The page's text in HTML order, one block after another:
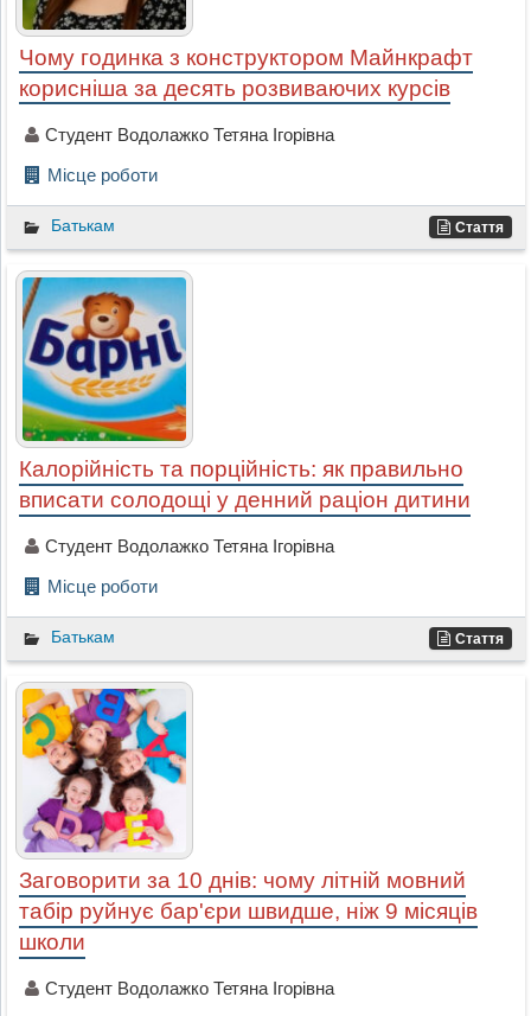
Чому годинка з конструктором Майнкрафт
корисніша за десять розвиваючих курсів
Студент Водолажко Тетяна Ігорівна
Місце роботи
Батькам Стаття
Калорійність та порційність: як правильно
вписати солодощі у денний раціон дитини
Студент Водолажко Тетяна Ігорівна
Місце роботи
Батькам Стаття
Заговорити за 10 днів: чому літній мовний
табір руйнує бар'єри швидше, ніж 9 місяців
школи
Студент Водолажко Тетяна Ігорівна